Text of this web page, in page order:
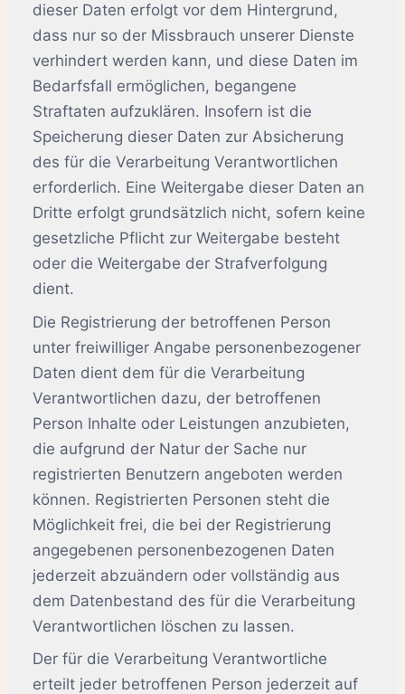
dieser Daten erfolgt vor dem Hintergrund,
dass nur so der Missbrauch unserer Dienste
verhindert werden kann, und diese Daten im
Bedarfsfall ermöglichen, begangene
Straftaten aufzuklären. Insofern ist die
Speicherung dieser Daten zur Absicherung
des für die Verarbeitung Verantwortlichen
erforderlich. Eine Weitergabe dieser Daten an
Dritte erfolgt grundsätzlich nicht, sofern keine
gesetzliche Pflicht zur Weitergabe besteht
oder die Weitergabe der Strafverfolgung
dient.
Die Registrierung der betroffenen Person
unter freiwilliger Angabe personenbezogener
Daten dient dem für die Verarbeitung
Verantwortlichen dazu, der betroffenen
Person Inhalte oder Leistungen anzubieten,
die aufgrund der Natur der Sache nur
registrierten Benutzern angeboten werden
können. Registrierten Personen steht die
Möglichkeit frei, die bei der Registrierung
angegebenen personenbezogenen Daten
jederzeit abzuändern oder vollständig aus
dem Datenbestand des für die Verarbeitung
Verantwortlichen löschen zu lassen.
Der für die Verarbeitung Verantwortliche
erteilt jeder betroffenen Person jederzeit auf